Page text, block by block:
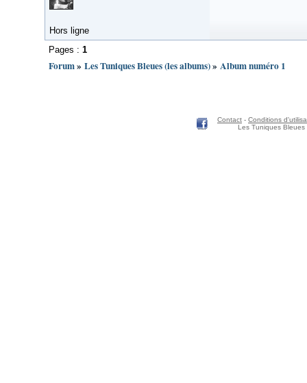
Hors ligne
Pages : 1
Forum» Les Tuniques Bleues (les albums)» Album numéro 1
Contact - Conditions
Les Tuniques